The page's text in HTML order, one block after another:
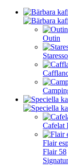
Outin
Cafelat
Flair
Flair 58